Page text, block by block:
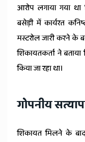
आरोप लगाया गया था
बसेड़ी में कार्यरत
मस्टरोल जारी करने के
शिकायतकर्ता ने
किया जा रहा था।
गोपनीय
शिकायत मिलने के